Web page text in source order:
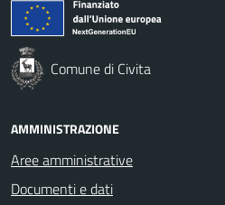
Comune di Civita
AMMINISTRAZIONE
Aree amministrative
Documenti e dati